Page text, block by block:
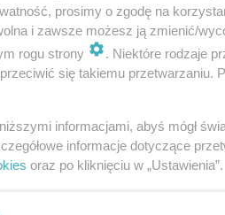
prosimy o zgodę na
i zawsze możesz ją zmienić/
rogu strony
. Niektóre rodzaje
się takiemu przetwarzaniu.
informacjami, abyś mógł
informacje dotyczące
oraz po kliknięciu w „Ustawienia”.